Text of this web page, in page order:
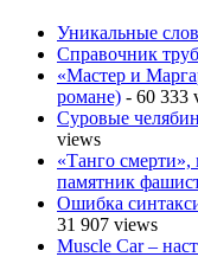
Уникальные
Справочник
«Мастер и
романе) - 60 333
Суровые
views
«Танго
памятник
Ошибка
31 907 views
Muscle Car –